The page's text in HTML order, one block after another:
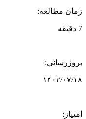
زمان مطالعه:
7 دقیقه
بروزرسانی:
۱۴۰۲/۰۷/۱۸
امتیاز: